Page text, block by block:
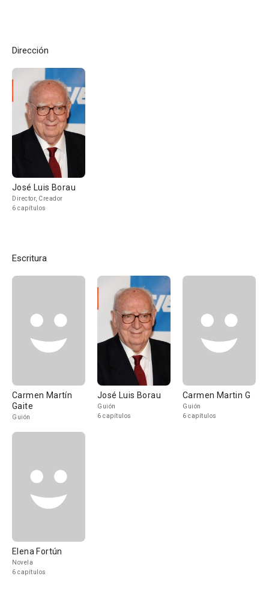
Dirección
José Luis Borau
Director, Creador
6 capítulos
Escritura
Carmen Martín
Gaite
Guión
José Luis Borau
Guión
6 capítulos
Carmen Martin G
Guión
6 capítulos
Elena Fortún
Novela
6 capítulos